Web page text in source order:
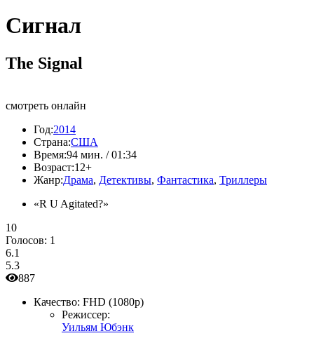
Сигнал
The Signal
смотреть онлайн
Год:2014
Страна:США
Время:94 мин. / 01:34
Возраст:12+
Жанр:Драма, Детективы, Фантастика, Триллеры
«R U Agitated?»
10
Голосов: 1
6.1
5.3
887
Качество: FHD (1080p)
Режиссер:
Уильям Юбэнк